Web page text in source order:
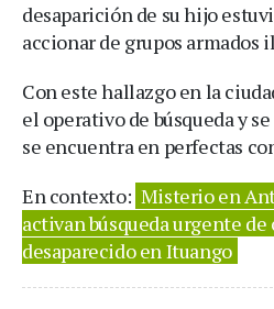
desaparición de su hijo
accionar de grupos armados
Con este hallazgo en la
el operativo de búsqueda y
se encuentra en perfectas
En contexto: Misterio en
activan búsqueda urgente de
desaparecido en Ituango